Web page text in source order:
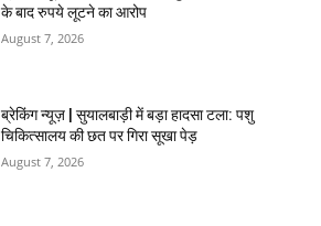
के बाद रुपये लूटने का आरोप
August 7, 2026
ब्रेकिंग न्यूज़ | सुयालबाड़ी में बड़ा हादसा टला: पशु
चिकित्सालय की छत पर गिरा सूखा पेड़
August 7, 2026